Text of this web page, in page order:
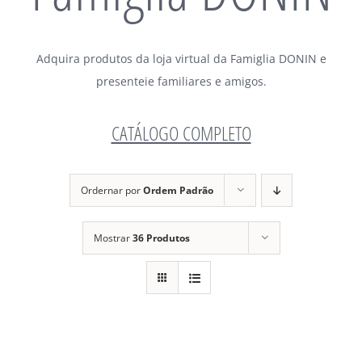
Adquira produtos da loja virtual da Famiglia DONIN e
presenteie familiares e amigos.
CATÁLOGO COMPLETO
Ordernar porOrdem Padrão
Mostrar36 Produtos